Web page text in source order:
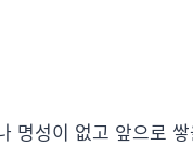
명성이 없고 앞으로